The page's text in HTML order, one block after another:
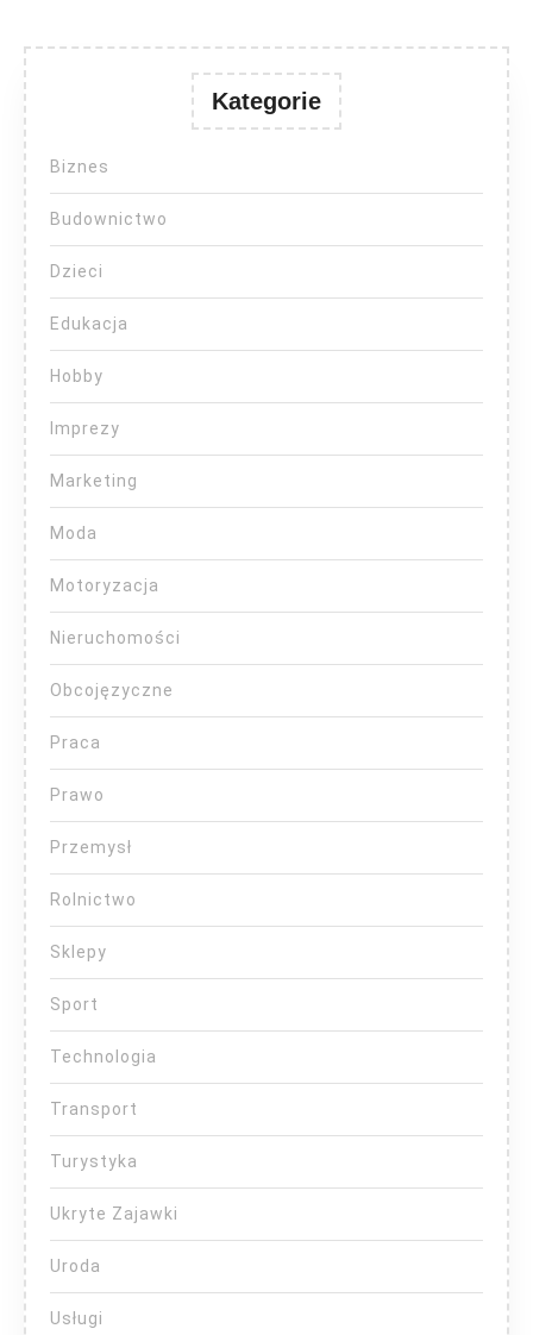
Kategorie
Biznes
Budownictwo
Dzieci
Edukacja
Hobby
Imprezy
Marketing
Moda
Motoryzacja
Nieruchomości
Obcojęzyczne
Praca
Prawo
Przemysł
Rolnictwo
Sklepy
Sport
Technologia
Transport
Turystyka
Ukryte Zajawki
Uroda
Usługi